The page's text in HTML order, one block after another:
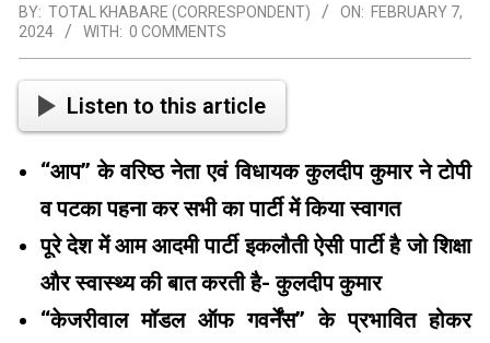
BY: TOTAL KHABARE (CORRESPONDENT) ON: FEBRUARY 7,
2024
WITH: 0 COMMENTS
Listen to this article
‘‘आप’’ के वरिष्ठ नेता एवं विधायक कुलदीप कुमार ने टोपी
व पटका पहना कर सभी का पार्टी में किया स्वागत
पूरे देश में आम आदमी पार्टी इकलौती ऐसी पार्टी है जो शिक्षा
और स्वास्थ्य की बात करती है- कुलदीप कुमार
‘‘केजरीवाल मॉडल ऑफ गवर्नेंस’’ के प्रभावित होकर